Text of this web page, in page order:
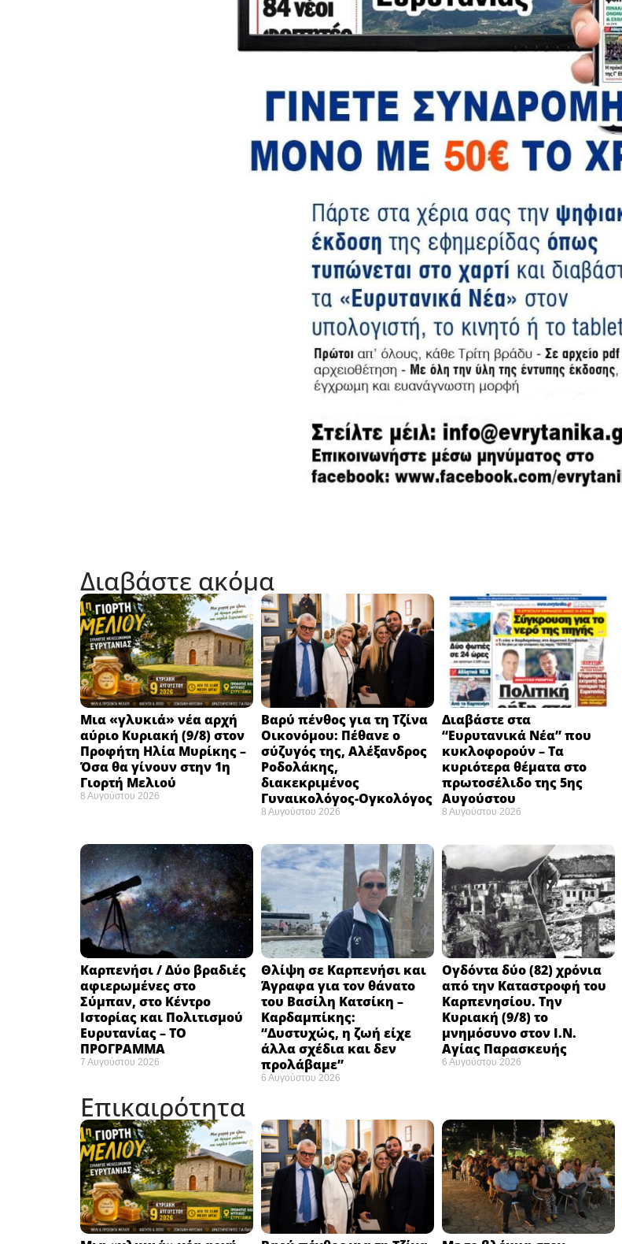
Διαβάστε ακόμα
Μια «γλυκιά» νέα αρχή
αύριο Κυριακή (9/8) στον
Προφήτη Ηλία Μυρίκης –
Όσα θα γίνουν στην 1η
Γιορτή Μελιού
8 Αυγούστου 2026
Βαρύ πένθος για τη Τζίνα
Οικονόμου: Πέθανε ο
σύζυγός της, Αλέξανδρος
Ροδολάκης,
διακεκριμένος
Γυναικολόγος-Ογκολόγος
8 Αυγούστου 2026
Διαβάστε στα
“Ευρυτανικά Νέα” που
κυκλοφορούν – Τα
κυριότερα θέματα στο
πρωτοσέλιδο της 5ης
Αυγούστου
8 Αυγούστου 2026
Καρπενήσι / Δύο βραδιές
αφιερωμένες στο
Σύμπαν, στο Κέντρο
Ιστορίας και Πολιτισμού
Ευρυτανίας – ΤΟ
ΠΡΟΓΡΑΜΜΑ
7 Αυγούστου 2026
Θλίψη σε Καρπενήσι και
Άγραφα για τον θάνατο
του Βασίλη Κατσίκη –
Καρδαμπίκης:
“Δυστυχώς, η ζωή είχε
άλλα σχέδια και δεν
προλάβαμε”
6 Αυγούστου 2026
Ογδόντα δύο (82) χρόνια
από την Καταστροφή του
Καρπενησίου. Την
Κυριακή (9/8) το
μνημόσυνο στον Ι.Ν.
Αγίας Παρασκευής
6 Αυγούστου 2026
Επικαιρότητα